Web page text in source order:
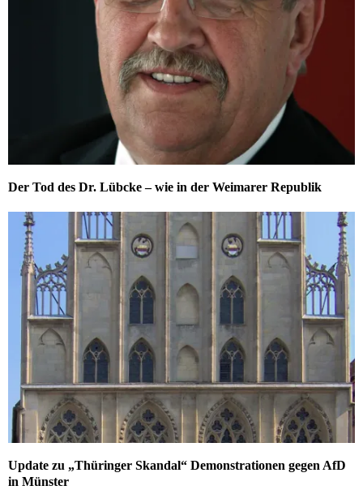
Der Tod des Dr. Lübcke – wie in der Weimarer Republik
Update zu „Thüringer Skandal“ Demonstrationen gegen AfD
in Münster